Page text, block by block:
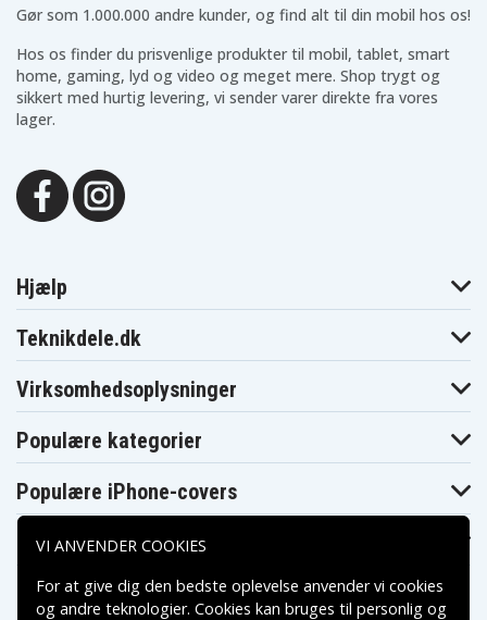
Gør som 1.000.000 andre kunder, og find alt til din mobil hos os!
Hos os finder du prisvenlige produkter til mobil, tablet, smart
home, gaming, lyd og video og meget mere. Shop trygt og
sikkert med hurtig levering, vi sender varer direkte fra vores
lager.
Hjælp
Teknikdele.dk
Virksomhedsoplysninger
Populære kategorier
Populære iPhone-covers
Populære Samsung-covers
VI ANVENDER COOKIES
For at give dig den bedste oplevelse anvender vi cookies
og andre teknologier. Cookies kan bruges til personlig og